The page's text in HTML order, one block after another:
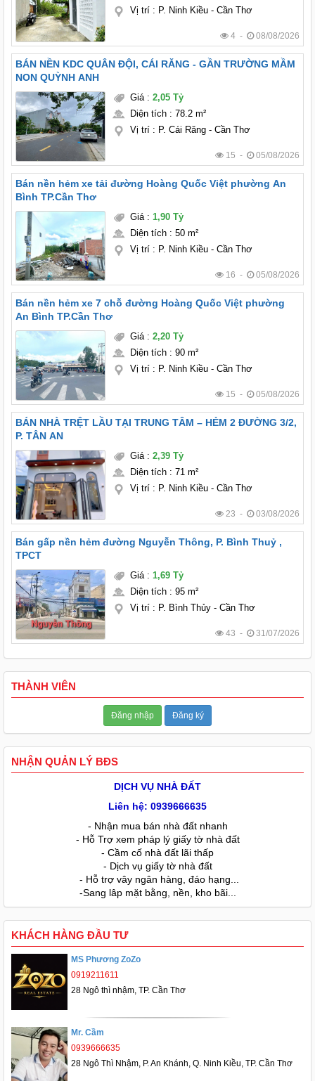
Vị trí: P. Ninh Kiều - Cần Thơ
4 - 08/08/2026
BÁN NỀN KDC QUÂN ĐỘI, CÁI RĂNG - GẦN TRƯỜNG MẦM
NON QUỲNH ANH
Giá: 2,05 Tỷ
Diện tích: 78.2 m²
Vị trí: P. Cái Răng - Cần Thơ
15 - 05/08/2026
Bán nền hẻm xe tải đường Hoàng Quốc Việt phường An
Bình TP.Cần Thơ
Giá: 1,90 Tỷ
Diện tích: 50 m²
Vị trí: P. Ninh Kiều - Cần Thơ
16 - 05/08/2026
Bán nền hẻm xe 7 chỗ đường Hoàng Quốc Việt phường
An Bình TP.Cần Thơ
Giá: 2,20 Tỷ
Diện tích: 90 m²
Vị trí: P. Ninh Kiều - Cần Thơ
15 - 05/08/2026
BÁN NHÀ TRỆT LẦU TẠI TRUNG TÂM – HẺM 2 ĐƯỜNG 3/2,
P. TÂN AN
Giá: 2,39 Tỷ
Diện tích: 71 m²
Vị trí: P. Ninh Kiều - Cần Thơ
23 - 03/08/2026
Bán gấp nền hẻm đường Nguyễn Thông, P. Bình Thuỷ ,
TPCT
Giá: 1,69 Tỷ
Diện tích: 95 m²
Vị trí: P. Bình Thủy - Cần Thơ
43 - 31/07/2026
THÀNH VIÊN
Đăng nhập Đăng ký
NHẬN QUẢN LÝ BĐS
DỊCH VỤ NHÀ ĐẤT
Liên hệ: 0939666635
- Nhận mua bán nhà đất nhanh
- Hỗ Trợ xem pháp lý giấy tờ nhà đất
- Cầm cố nhà đất lãi thấp
- Dịch vụ giấy tờ nhà đất
- Hỗ trợ vây ngân hàng, đáo hạng...
-Sang lâp mặt bằng, nền, kho bãi...
KHÁCH HÀNG ĐẦU TƯ
MS Phương ZoZo
0919211611
28 Ngô thì nhậm, TP. Cần Thơ
Mr. Cầm
0939666635
28 Ngô Thì Nhậm, P. An Khánh, Q. Ninh Kiều, TP. Cần Thơ